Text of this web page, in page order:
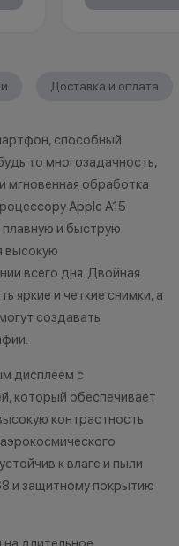
характер.
•Организатор
право отказать
договора
причинам
усмотрение
изменить
Доставка и оплата
способный
то многозадачность,
мгновенная обработка
Apple A15
плавную и быструю
высокую
всего дня. Двойная
яркие и четкие снимки, а
создавать
дисплеем с
который обеспечивает
контрастность
к влаге и пыли
и защитному покрытию